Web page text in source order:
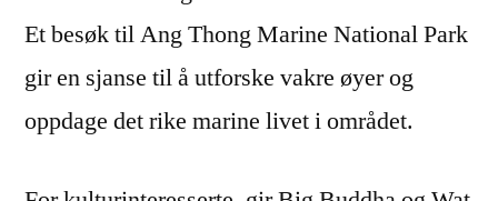
Et besøk til Ang Thong Marine National Park
gir en sjanse til å utforske vakre øyer og
oppdage det rike marine livet i området.